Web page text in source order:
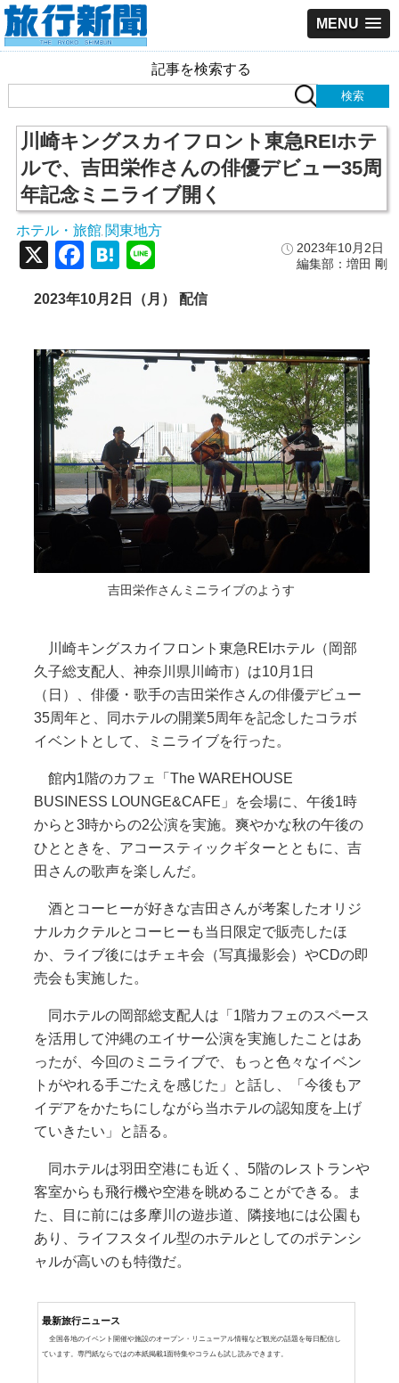
MENU
記事を検索する
川崎キングスカイフロント東急REIホテ
ルで、吉田栄作さんの俳優デビュー35周
年記念ミニライブ開く
ホテル・旅館 関東地方
2023年10月2日
編集部：増田 剛
X Facebook
Hatena
2023年10月2日（月） 配信
吉田栄作さんミニライブのようす
川崎キングスカイフロント東急REIホテル（岡部
久子総支配人、神奈川県川崎市）は10月1日
（日）、俳優・歌手の吉田栄作さんの俳優デビュー
35周年と、同ホテルの開業5周年を記念したコラボ
イベントとして、ミニライブを行った。
館内1階のカフェ「The WAREHOUSE
BUSINESS LOUNGE&CAFE」を会場に、午後1時
からと3時からの2公演を実施。爽やかな秋の午後の
ひとときを、アコースティックギターとともに、吉
田さんの歌声を楽しんだ。
酒とコーヒーが好きな吉田さんが考案したオリジ
ナルカクテルとコーヒーも当日限定で販売したほ
か、ライブ後にはチェキ会（写真撮影会）やCDの即
売会も実施した。
同ホテルの岡部総支配人は「1階カフェのスペース
を活用して沖縄のエイサー公演を実施したことはあ
ったが、今回のミニライブで、もっと色々なイベン
トがやれる手ごたえを感じた」と話し、「今後もア
イデアをかたちにしながら当ホテルの認知度を上げ
ていきたい」と語る。
同ホテルは羽田空港にも近く、5階のレストランや
客室からも飛行機や空港を眺めることができる。ま
た、目に前には多摩川の遊歩道、隣接地には公園も
あり、ライフスタイル型のホテルとしてのポテンシ
ャルが高いのも特徴だ。
最新旅行ニュース
全国各地のイベント開催や施設のオープン・リニューアル情報など観光の話題を毎日配信し
ています。専門紙ならではの本紙掲載1面特集やコラムも試し読みできます。